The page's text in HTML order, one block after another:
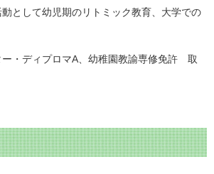
として幼児期のリトミック教育、大学での
ー・ディプロマA、幼稚園教諭専修免許 取